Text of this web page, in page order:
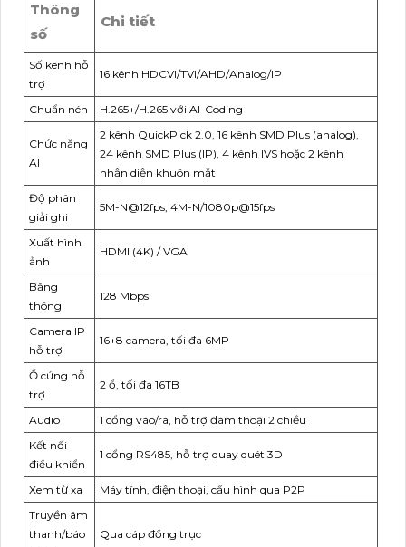
Thông
số
Chi tiết
Số kênh hỗ
trợ
16 kênh HDCVI/TVI/AHD/Analog/IP
Chuẩn nén H.265+/H.265 với AI-Coding
Chức năng
AI
2 kênh QuickPick 2.0, 16 kênh SMD Plus (analog),
24 kênh SMD Plus (IP), 4 kênh IVS hoặc 2 kênh
nhận diện khuôn mặt
Độ phân
giải ghi
5M-N@12fps; 4M-N/1080p@15fps
Xuất hình
ảnh
HDMI (4K) / VGA
Băng
thông
128 Mbps
Camera IP
hỗ trợ
16+8 camera, tối đa 6MP
Ổ cứng hỗ
trợ
2 ổ, tối đa 16TB
Audio
1 cổng vào/ra, hỗ trợ đàm thoại 2 chiều
Kết nối
điều khiển
1 cổng RS485, hỗ trợ quay quét 3D
Xem từ xa
Máy tính, điện thoại, cấu hình qua P2P
Truyền âm
thanh/báo
Qua cáp đồng trục